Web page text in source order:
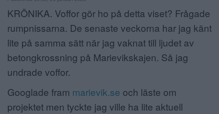
NÄRINGSLIV
KRÖNIKA. Voffor gör ho på detta viset? Frågade
rumpnissarna. De senaste veckorna har jag känt
lite på samma sätt när jag vaknat till ljudet av
betongkrossning på Marievikskajen. Så jag
undrade voffor.
Googlade fram marievik.se och läste om
projektet men tyckte jag ville ha lite aktuell